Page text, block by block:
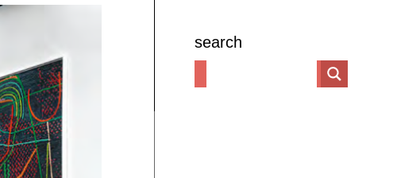
search